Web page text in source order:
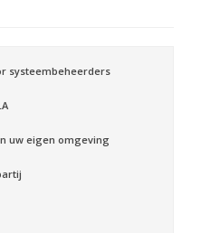
systeembeheerders
uw eigen omgeving